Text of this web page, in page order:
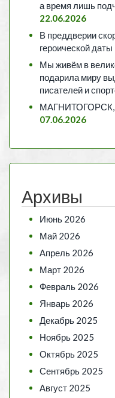
а время лишь
22.06.2026
В преддверии
героической
Мы живём в
подарила миру
писателей и
07.06.2026
Архивы
Июнь 2026
Май 2026
Апрель 2026
Март 2026
Февраль 2026
Январь 2026
Декабрь 2025
Ноябрь 2025
Октябрь 2025
Сентябрь 2025
Август 2025